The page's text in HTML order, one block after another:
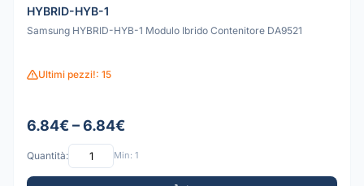
HYBRID-HYB-1
Samsung HYBRID-HYB-1 Modulo Ibrido Contenitore DA9521
Ultimi pezzi!: 15
6.84€ – 6.84€
Quantità: Min: 1